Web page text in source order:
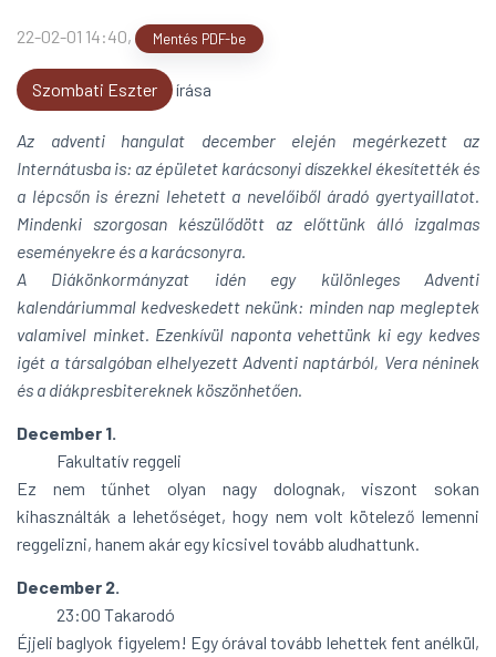
22-02-01 14:40, Mentés PDF-be
Szombati Eszter írása
Az adventi hangulat december elején megérkezett az
Internátusba is: az épületet karácsonyi díszekkel ékesítették és
a lépcsőn is érezni lehetett a nevelőiből áradó gyertyaillatot.
Mindenki szorgosan készülődött az előttünk álló izgalmas
eseményekre és a karácsonyra.
A Diákönkormányzat idén egy különleges Adventi
kalendáriummal kedveskedett nekünk: minden nap megleptek
valamivel minket. Ezenkívül naponta vehettünk ki egy kedves
igét a társalgóban elhelyezett Adventi naptárból, Vera néninek
és a diákpresbitereknek köszönhetően.
December 1.
Fakultatív reggeli
Ez nem tűnhet olyan nagy dolognak, viszont sokan
kihasználták a lehetőséget, hogy nem volt kötelező lemenni
reggelizni, hanem akár egy kicsivel tovább aludhattunk.
December 2.
23:00 Takarodó
Éjjeli baglyok figyelem! Egy órával tovább lehettek fent anélkül,